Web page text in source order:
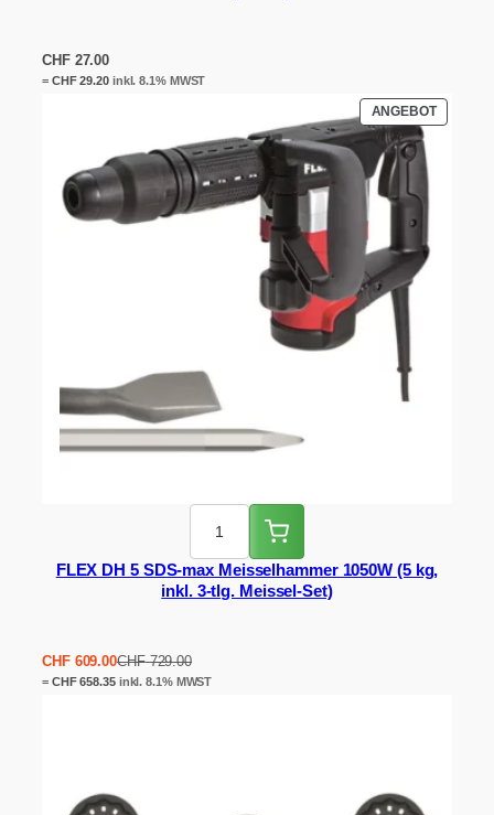
CHF27.00
= CHF29.20inkl. 8.1% MWST
ANGEBOT
IM
FLEX DH 5 SDS-max Meisselhammer 1050W (5 kg,
inkl. 3-tlg. Meissel-Set)
CHF729.00
Ursprünglicher
Preis
CHF609.00
Aktueller
Preis
= CHF658.35inkl. 8.1% MWST